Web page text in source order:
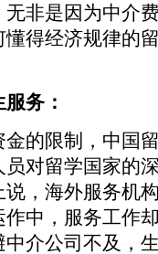
非是因为中介
得经济规律的
务：
限制，中国留
员对留学国家的
说，海外服务机
作中，服务工作
介公司不及，